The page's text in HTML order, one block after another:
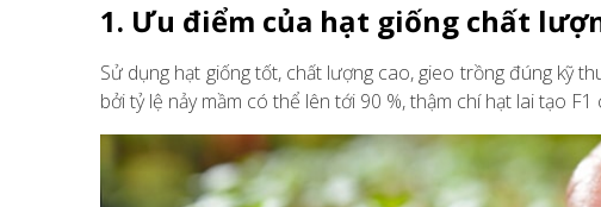
1. Ưu điểm của hạt giống chất
Sử dụng hạt giống tốt, chất lượng cao, gieo trồng đúng kỹ
bởi tỷ lệ nảy mầm có thể lên tới 90 %, thậm chí hạt lai tạo